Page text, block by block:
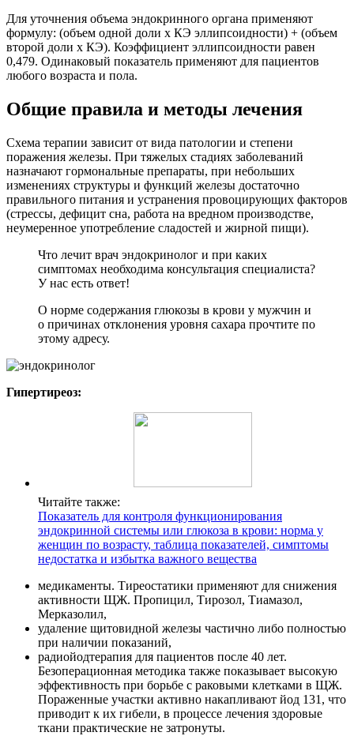
Для уточнения объема эндокринного органа применяют
формулу: (объем одной доли х КЭ эллипсоидности) + (объем
второй доли х КЭ). Коэффициент эллипсоидности равен
0,479. Одинаковый показатель применяют для пациентов
любого возраста и пола.
Общие правила и методы лечения
Схема терапии зависит от вида патологии и степени
поражения железы. При тяжелых стадиях заболеваний
назначают гормональные препараты, при небольших
изменениях структуры и функций железы достаточно
правильного питания и устранения провоцирующих факторов
(стрессы, дефицит сна, работа на вредном производстве,
неумеренное употребление сладостей и жирной пищи).
Что лечит врач эндокринолог и при каких
симптомах необходима консультация специалиста?
У нас есть ответ!
О норме содержания глюкозы в крови у мужчин и
о причинах отклонения уровня сахара прочтите по
этому адресу.
Гипертиреоз:
Читайте также:
Показатель для контроля функционирования
эндокринной системы или глюкоза в крови: норма у
женщин по возрасту, таблица показателей, симптомы
недостатка и избытка важного вещества
медикаменты. Тиреостатики применяют для снижения
активности ЩЖ. Пропицил, Тирозол, Тиамазол,
Мерказолил,
удаление щитовидной железы частично либо полностью
при наличии показаний,
радиойодтерапия для пациентов после 40 лет.
Безоперационная методика также показывает высокую
эффективность при борьбе с раковыми клетками в ЩЖ.
Пораженные участки активно накапливают йод 131, что
приводит к их гибели, в процессе лечения здоровые
ткани практические не затронуты.